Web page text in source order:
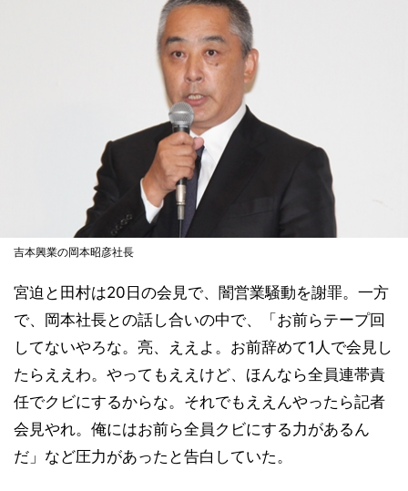
吉本興業の岡本昭彦社長
宮迫と田村は20日の会見で、闇営業騒動を謝罪。一方
で、岡本社長との話し合いの中で、「お前らテープ回
してないやろな。亮、ええよ。お前辞めて1人で会見し
たらええわ。やってもええけど、ほんなら全員連帯責
任でクビにするからな。それでもええんやったら記者
会見やれ。俺にはお前ら全員クビにする力があるん
だ」など圧力があったと告白していた。